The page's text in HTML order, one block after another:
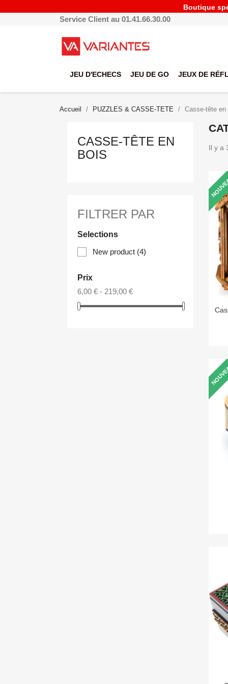
Boutique
Service Client au 01.41.66.30.00
JEU D'ECHECS JEU DE GO JEUX DE
Accueil PUZZLES & CASSE-TETE Casse-tête en
CASSE-TÊTE EN
BOIS
FILTRER PAR
Selections
New product (4)
Prix
6,00 € - 219,00 €
Il y a